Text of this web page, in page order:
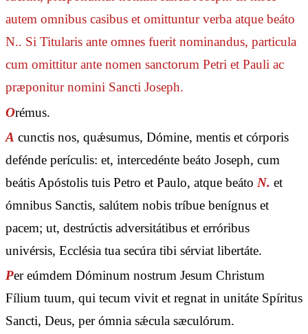
autem omnibus casibus et omittuntur verba atque beáto
N.. Si Titularis ante omnes fuerit nominandus, particula
cum omittitur ante nomen sanctorum Petri et Pauli ac
præponitur nomini Sancti Joseph.
Orémus.
A cunctis nos, quǽsumus, Dómine, mentis et córporis
defénde perículis: et, intercedénte beáto Joseph, cum
beátis Apóstolis tuis Petro et Paulo, atque beáto N. et
ómnibus Sanctis, salútem nobis tríbue benígnus et
pacem; ut, destrúctis adversitátibus et erróribus
univérsis, Ecclésia tua secúra tibi sérviat libertáte.
Per eúmdem Dóminum nostrum Jesum Christum
Fílium tuum, qui tecum vivit et regnat in unitáte Spíritus
Sancti, Deus, per ómnia sǽcula sæculórum.